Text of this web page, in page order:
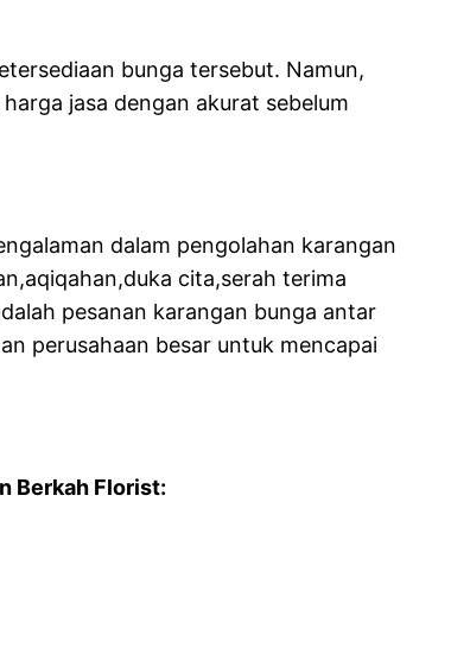
bunga tersebut. Namun,
jasa dengan akurat sebelum
dalam pengolahan karangan
cita,serah terima
pesanan karangan bunga antar
perusahaan besar untuk mencapai
Berkah Florist: